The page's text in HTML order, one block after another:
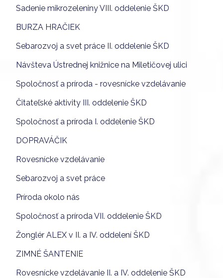
Sadenie mikrozeleniny VIII. oddelenie ŠKD
BURZA HRAČIEK
Sebarozvoj a svet práce II. oddelenie ŠKD
Návšteva Ústrednej knižnice na Miletičovej ulici
Spoločnosť a príroda - rovesnícke vzdelávanie
Čitateľské aktivity III. oddelenie ŠKD
Spoločnosť a príroda I. oddelenie ŠKD
DOPRAVÁČIK
Rovesnícke vzdelávanie
Sebarozvoj a svet práce
Príroda okolo nás
Spoločnosť a príroda VII. oddelenie ŠKD
Žonglér ALEX v II. a IV. oddelení ŠKD
ZIMNÉ ŠANTENIE
Rovesnícke vzdelávanie II. a IV. oddelenie ŠKD